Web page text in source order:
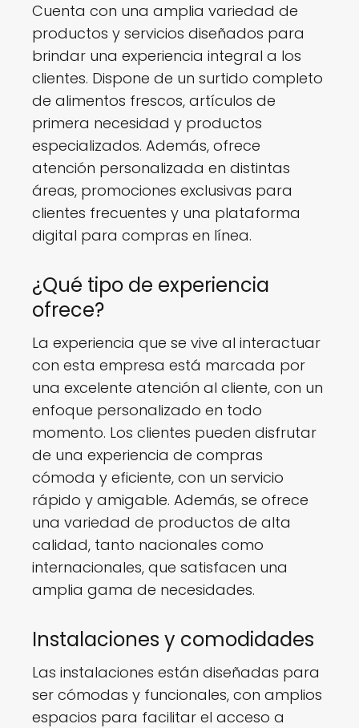
Cuenta con una amplia variedad de
productos y servicios diseñados para
brindar una experiencia integral a los
clientes. Dispone de un surtido completo
de alimentos frescos, artículos de
primera necesidad y productos
especializados. Además, ofrece
atención personalizada en distintas
áreas, promociones exclusivas para
clientes frecuentes y una plataforma
digital para compras en línea.
¿Qué tipo de experiencia
ofrece?
La experiencia que se vive al interactuar
con esta empresa está marcada por
una excelente atención al cliente, con un
enfoque personalizado en todo
momento. Los clientes pueden disfrutar
de una experiencia de compras
cómoda y eficiente, con un servicio
rápido y amigable. Además, se ofrece
una variedad de productos de alta
calidad, tanto nacionales como
internacionales, que satisfacen una
amplia gama de necesidades.
Instalaciones y comodidades
Las instalaciones están diseñadas para
ser cómodas y funcionales, con amplios
espacios para facilitar el acceso a